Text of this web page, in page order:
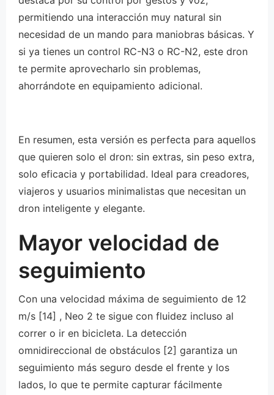
permitiendo una interacción muy natural sin
necesidad de un mando para maniobras básicas. Y
si ya tienes un control RC-N3 o RC-N2, este dron
te permite aprovecharlo sin problemas,
ahorrándote en equipamiento adicional.
En resumen, esta versión es perfecta para aquellos
que quieren solo el dron: sin extras, sin peso extra,
solo eficacia y portabilidad. Ideal para creadores,
viajeros y usuarios minimalistas que necesitan un
dron inteligente y elegante.
Mayor velocidad de
seguimiento
Con una velocidad máxima de seguimiento de 12
m/s [14] , Neo 2 te sigue con fluidez incluso al
correr o ir en bicicleta. La detección
omnidireccional de obstáculos [2] garantiza un
seguimiento más seguro desde el frente y los
lados, lo que te permite capturar fácilmente